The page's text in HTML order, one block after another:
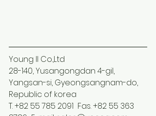
Young Il Co.,Ltd
28-140, Yusangongdan 4-gil,
Yangsan-si, Gyeongsangnam-do,
Republic of korea
T. +82 55 785 2091  Fas. +82 55 363